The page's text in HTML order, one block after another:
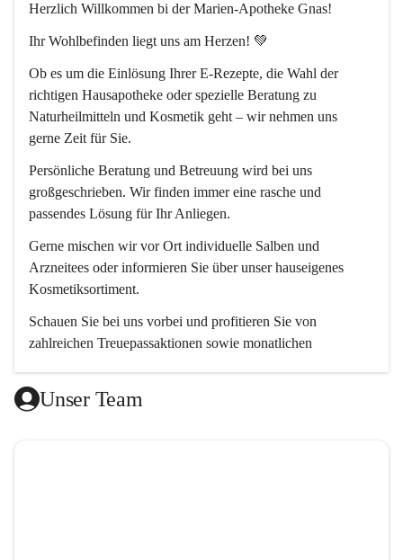
Herzlich Willkommen bi der Marien-Apotheke Gnas!
Ihr Wohlbefinden liegt uns am Herzen! 💚
Ob es um die Einlösung Ihrer E-Rezepte, die Wahl der
richtigen Hausapotheke oder spezielle Beratung zu
Naturheilmitteln und Kosmetik geht – wir nehmen uns
gerne Zeit für Sie.
Persönliche Beratung und Betreuung wird bei uns
großgeschrieben. Wir finden immer eine rasche und
passendes Lösung für Ihr Anliegen.
Gerne mischen wir vor Ort individuelle Salben und
Arzneitees oder informieren Sie über unser hauseigenes
Kosmetiksortiment.
Schauen Sie bei uns vorbei und profitieren Sie von
zahlreichen Treuepassaktionen sowie monatlichen
Wir freuen uns auf Ihren Besuch! 😊
Unser Team